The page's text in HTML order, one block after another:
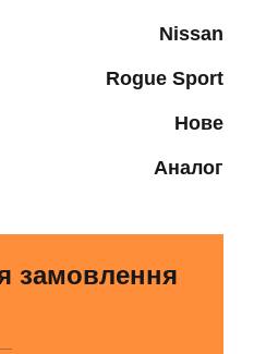
Nissan
Rogue Sport
Нове
Аналог
замовлення